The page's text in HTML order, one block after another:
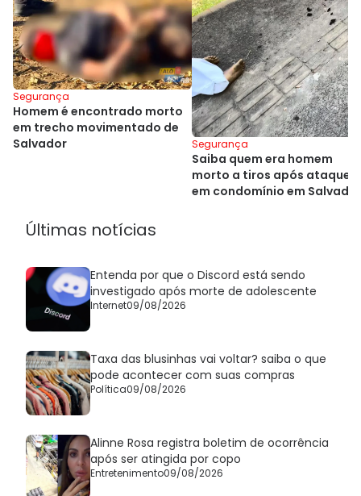
Segurança
Homem é encontrado morto
em trecho movimentado de
Salvador
Segurança
Saiba quem era homem
morto a tiros após ataque
em condomínio em Salvador
Últimas notícias
Entenda por que o Discord está sendo
investigado após morte de adolescente
Internet09/08/2026
Taxa das blusinhas vai voltar? saiba o que
pode acontecer com suas compras
Política09/08/2026
Alinne Rosa registra boletim de ocorrência
após ser atingida por copo
Entretenimento09/08/2026